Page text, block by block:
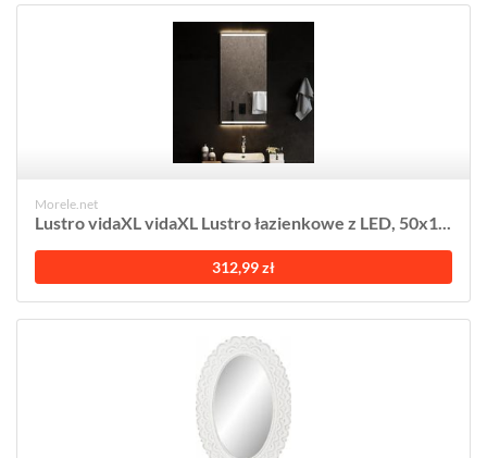
Morele.net
Lustro vidaXL vidaXL Lustro łazienkowe z LED, 50x1...
312,99 zł